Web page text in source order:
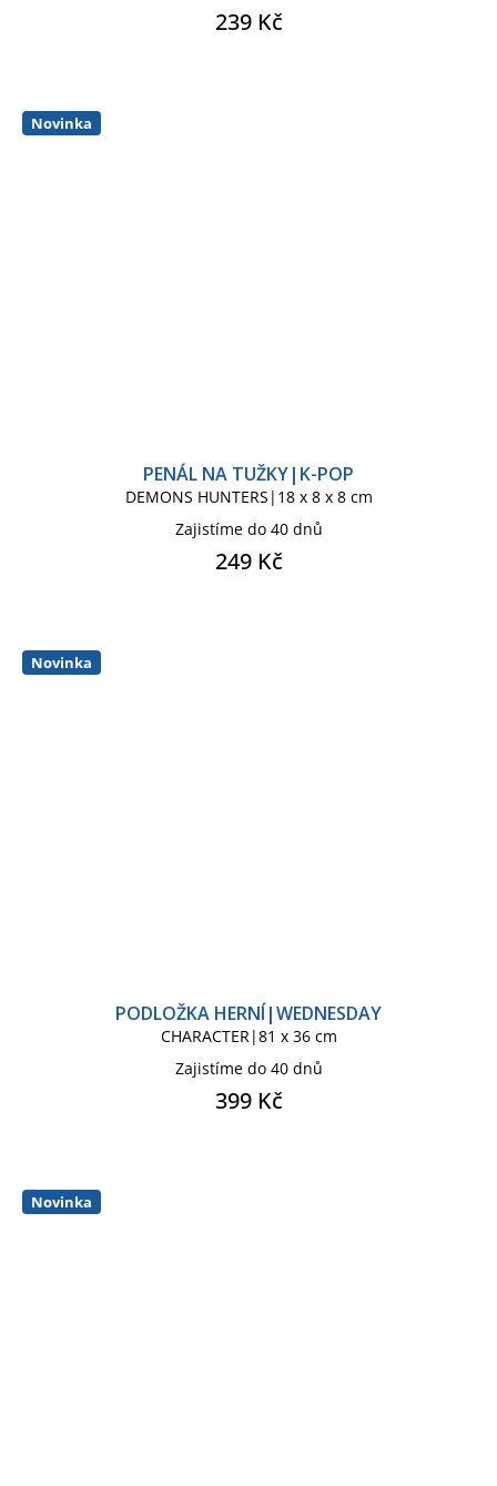
239 Kč
Novinka
PENÁL NA TUŽKY|K-POP
DEMONS HUNTERS|18 x 8 x 8 cm
Zajistíme do 40 dnů
249 Kč
Novinka
PODLOŽKA HERNÍ|WEDNESDAY
CHARACTER|81 x 36 cm
Zajistíme do 40 dnů
399 Kč
Novinka